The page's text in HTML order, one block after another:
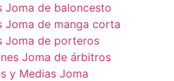
Joma de baloncesto
Joma de manga corta
Joma de porteros
Joma de árbitros
y Medias Joma